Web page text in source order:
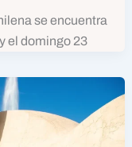
se encuentra
el domingo 23